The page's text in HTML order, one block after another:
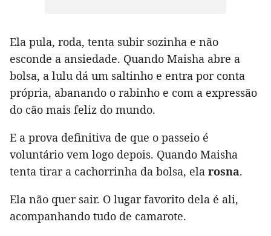
Ela pula, roda, tenta subir sozinha e não
esconde a ansiedade. Quando Maisha abre a
bolsa, a lulu dá um saltinho e entra por conta
própria, abanando o rabinho e com a expressão
do cão mais feliz do mundo.
E a prova definitiva de que o passeio é
voluntário vem logo depois. Quando Maisha
tenta tirar a cachorrinha da bolsa, ela rosna.
Ela não quer sair. O lugar favorito dela é ali,
acompanhando tudo de camarote.